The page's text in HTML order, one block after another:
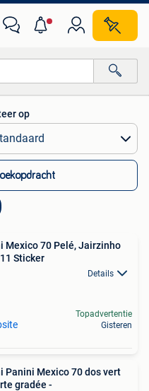
op
Mexico 70 Pelé, Jairzinho
Sticker
Details
Topadvertentie
Gisteren
Panini Mexico 70 dos vert
gradée -